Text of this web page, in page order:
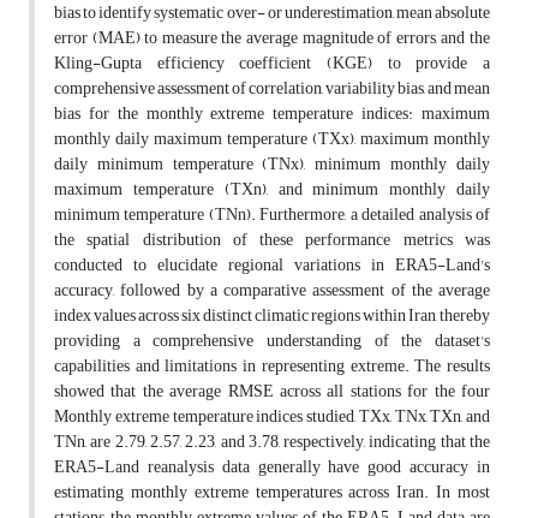
bias to identify systematic over- or underestimation, mean absolute
error (MAE) to measure the average magnitude of errors, and the
Kling-Gupta efficiency coefficient (KGE) to provide a
comprehensive assessment of correlation, variability bias, and mean
bias for the monthly extreme temperature indices: maximum
monthly daily maximum temperature (TXx), maximum monthly
daily minimum temperature (TNx), minimum monthly daily
maximum temperature (TXn), and minimum monthly daily
minimum temperature (TNn). Furthermore, a detailed analysis of
the spatial distribution of these performance metrics was
conducted to elucidate regional variations in ERA5-Land's
accuracy, followed by a comparative assessment of the average
index values across six distinct climatic regions within Iran, thereby
providing a comprehensive understanding of the dataset's
capabilities and limitations in representing extreme. The results
showed that the average RMSE across all stations for the four
Monthly extreme temperature indices studied, TXx, TNx, TXn, and
TNn, are 2.79, 2.57, 2.23, and 3.78, respectively, indicating that the
ERA5-Land reanalysis data generally have good accuracy in
estimating monthly extreme temperatures across Iran. In most